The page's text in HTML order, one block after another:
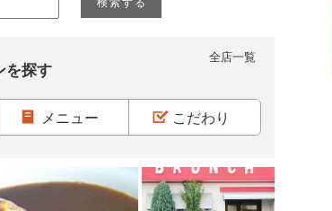
を探す
メニュー こだわり
全店一覧